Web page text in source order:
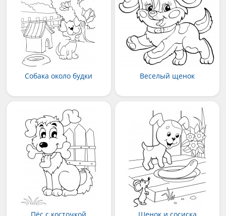
Собака около будки Веселый щенок
Пёс с косточкой Щенок и сосиска